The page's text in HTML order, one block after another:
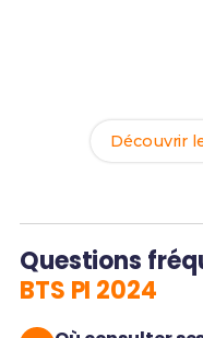
Découvrir
Questions
BTS PI 2024